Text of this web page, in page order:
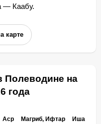
— Каабу.
карте
Полеводине на
года
Аср Магриб, Ифтар Иша